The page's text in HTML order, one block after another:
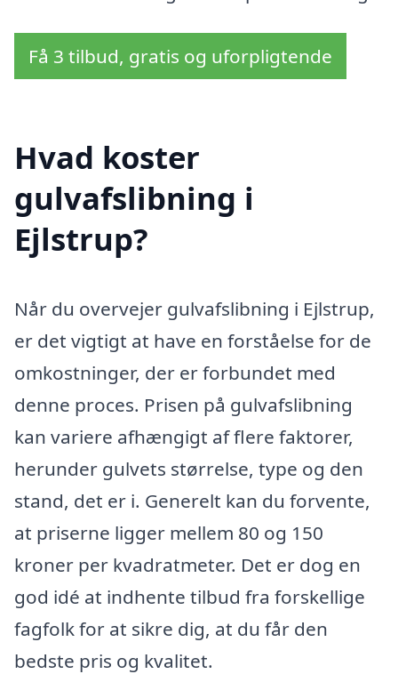
Få 3 tilbud, gratis og uforpligtende
Hvad koster
gulvafslibning i
Ejlstrup?
Når du overvejer gulvafslibning i Ejlstrup,
er det vigtigt at have en forståelse for de
omkostninger, der er forbundet med
denne proces. Prisen på gulvafslibning
kan variere afhængigt af flere faktorer,
herunder gulvets størrelse, type og den
stand, det er i. Generelt kan du forvente,
at priserne ligger mellem 80 og 150
kroner per kvadratmeter. Det er dog en
god idé at indhente tilbud fra forskellige
fagfolk for at sikre dig, at du får den
bedste pris og kvalitet.